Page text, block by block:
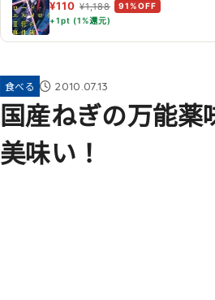
¥110 ¥1,188
91%OFF
+1pt (1%還元)
食べる 2010.07.13
国産ねぎの万能薬
美味い！